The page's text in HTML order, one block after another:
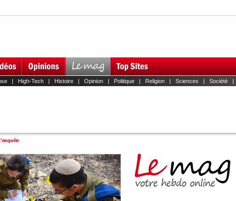
| High-Tech| Histoire| Opinion| Politique| Religion| Sciences | Société|